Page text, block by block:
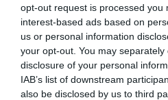
opt-out request is processed you
interest-based ads based on
us or personal information
your opt-out. You may
disclosure of your personal
IAB’s list of downstream
also be disclosed by us to third
moment, hi ha pressupost.
preguntar.No se sap, que
funcionaris. Davant de
decidir no comprar el cotxe